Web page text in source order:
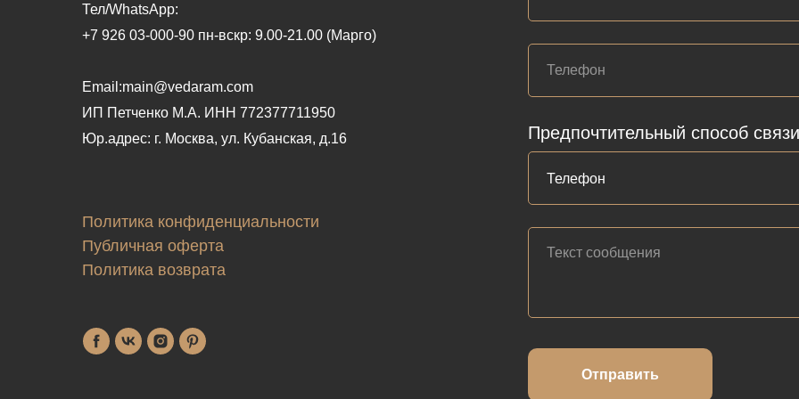
Тел/WhatsApp:
+7 926 03-000-90 пн-вскр: 9.00-21.00 (Марго)
Email:main@vedaram.com
ИП Петченко М.А. ИНН 772377711950
Юр.адрес: г. Москва, ул. Кубанская, д.16
Политика конфиденциальности
Публичная оферта
Политика возврата
Предпочтительный способ связи
Отправить